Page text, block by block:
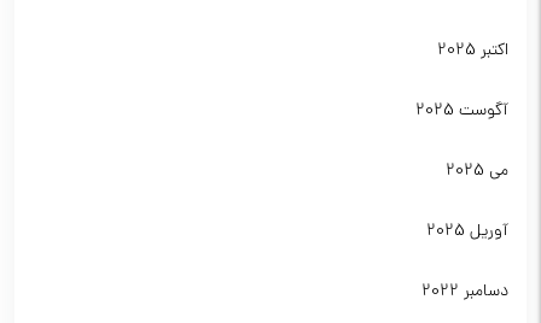
اکتبر 2025
آگوست 2025
می 2025
آوریل 2025
دسامبر 2022